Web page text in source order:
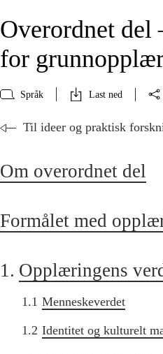
Overordnet del
for
Språk Last ned
Til ideer og praktisk
Om overordnet del
Formålet med
1. Opplæringens
1.1 Menneskeverdet
1.2 Identitet og kulturelt